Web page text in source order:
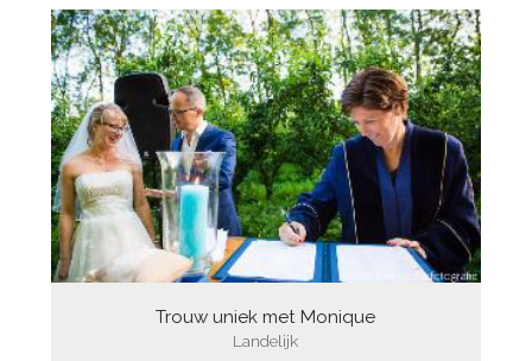
Trouw uniek met Monique
Landelijk